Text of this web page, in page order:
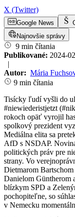
X (Twitter)
Google News
Najnovšie správy
9 min čítania
Publikované: 2024-
|
Autor: Mária
9 min čítania
Tisícky ľudí vyšli do
#niewiederistjetzt
rokoch opäť vyrojil
spolkový prezident
Mediálna elita sa
AfD s NSDAP.
politických práv pre
strany. Vo
Dietmarom
Danielom Güntherom
blízkym SPD a
pochopiteľne, so
v Nemecku